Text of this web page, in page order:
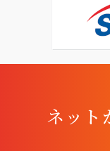
ネット